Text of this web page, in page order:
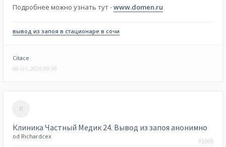
Подробнее можно узнать тут -www.domen.ru
вывод из запоя в стационаре в сочи
Citace
08 črc 2026 09:39
Клиника Частный Медик 24. Вывод из запоя анонимно
#1006
od Richardcex